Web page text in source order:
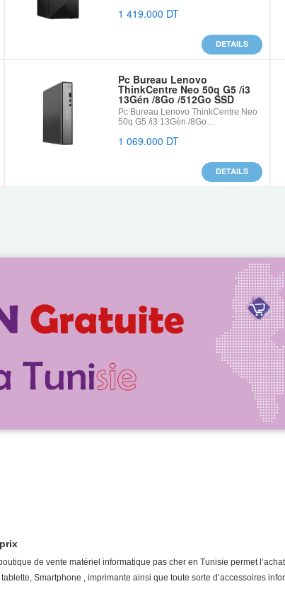
1 419.000 DT
DETAILS
Pc Bureau Lenovo
ThinkCentre Neo 50q G5 /i3
13Gén /8Go /512Go SSD
Pc Bureau Lenovo ThinkCentre Neo
50q G5 /i3 13Gén /8Go…
1 069.000 DT
DETAILS
de vente matériel informatique pas cher en Tunisie permet
Smartphone , imprimante ainsi que toute sorte d’accessoires